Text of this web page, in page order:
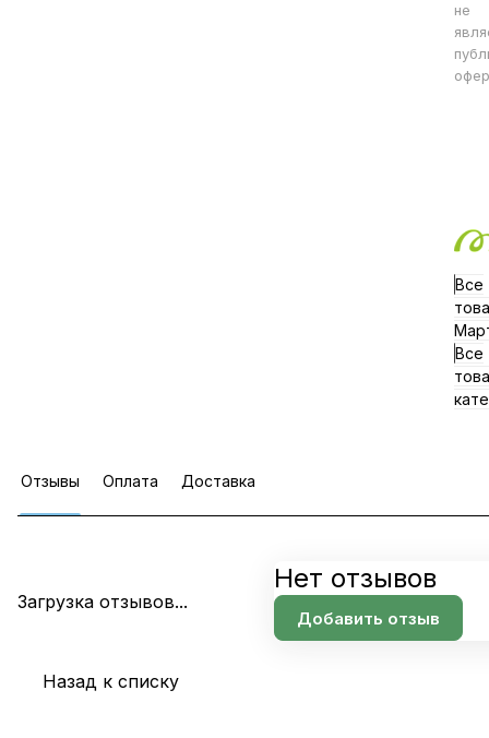
не
Все
Все
Отзывы Оплата Доставка
Загрузка отзывов...
Нет отзывов
Добавить отзыв
Назад к списку